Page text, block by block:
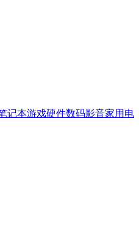
记本游戏硬件数码影音家用电